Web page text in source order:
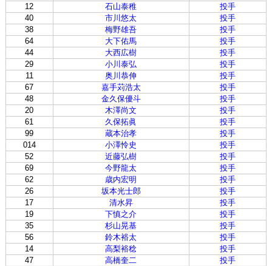
12
石山泰稚
投手
40
市川悠太
投手
38
梅野雄吾
投手
64
大下佑馬
投手
44
大西広樹
投手
29
小川泰弘
投手
11
奥川恭伸
投手
67
嘉手苅浩太
投手
48
金久保優斗
投手
20
木澤尚文
投手
61
久保拓眞
投手
99
蔵本治孝
投手
014
小澤怜史
投手
52
近藤弘樹
投手
69
今野龍太
投手
62
歳内宏明
投手
26
坂本光士郎
投手
17
清水昇
投手
19
下慎之介
投手
35
杉山晃基
投手
56
鈴木裕太
投手
14
高梨裕稔
投手
47
高橋奎二
投手